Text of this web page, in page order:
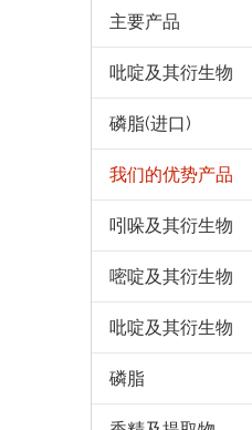
主要产品
吡啶及其衍生物
磷脂(进口)
我们的优势产品
吲哚及其衍生物
嘧啶及其衍生物
吡啶及其衍生物
磷脂